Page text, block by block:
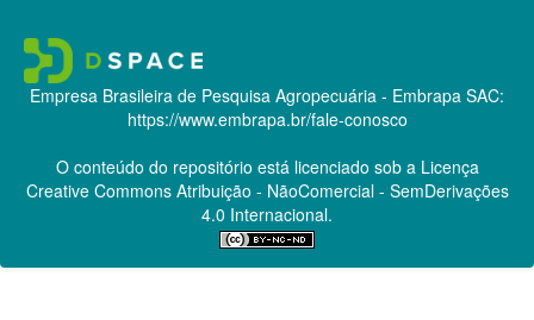
Empresa Brasileira de Pesquisa Agropecuária - Embrapa SAC:
https://www.embrapa.br/fale-conosco
O conteúdo do repositório está licenciado sob a Licença
Creative CommonsAtribuição - NãoComercial - SemDerivações
4.0 Internacional.